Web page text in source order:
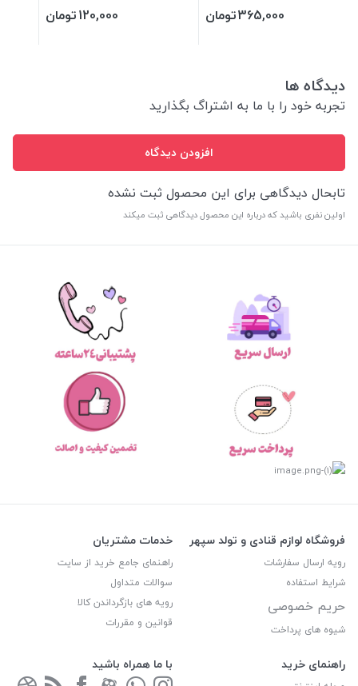
365,000تومان 120,000تومان
دیدگاه ها
تجربه خود را با ما به اشتراگ بگذارید
افزودن دیدگاه
تابحال دیدگاهی برای این محصول ثبت نشده
اولین نفری باشید که درباره این محصول دیدگاهی ثبت میکند
فروشگاه لوازم قنادی و تولد سپهر
رویه ارسال سفارشات
شرایط استفاده
حریم خصوصی
شیوه های پرداخت
خدمات مشتریان
راهنمای جامع خرید از سایت
سوالات متداول
رویه های بازگرداندن کالا
قوانین و مقررات
راهنمای خرید با ما همراه باشید